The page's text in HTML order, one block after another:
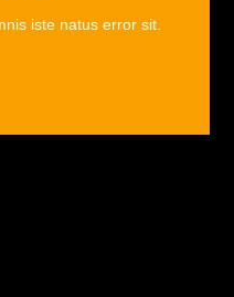
iste natus error sit.